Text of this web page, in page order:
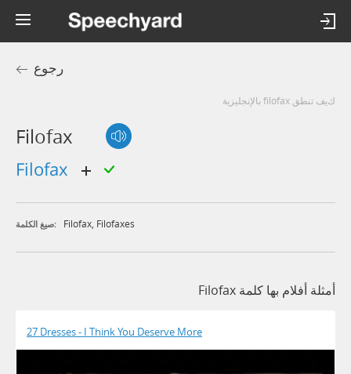
رجوع
كيف تنطق filofax بالإنجليزية
Filofax
filofax
صيغ الكلمة: Filofax, Filofaxes
أمثلة أفلام بها كلمة Filofax
27 Dresses - I Think You Deserve More